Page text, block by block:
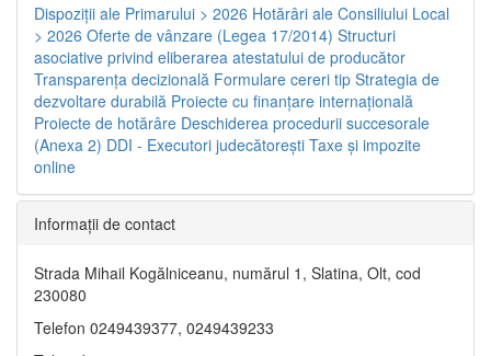
Dispoziţii ale Primarului > 2026 Hotărâri ale Consiliului Local
> 2026 Oferte de vânzare (Legea 17/2014) Structuri
asociative privind eliberarea atestatului de producător
Transparenţa decizională Formulare cereri tip Strategia de
dezvoltare durabilă Proiecte cu finanţare internaţională
Proiecte de hotărâre Deschiderea procedurii succesorale
(Anexa 2) DDI - Executori judecătorești Taxe şi impozite
online
Informaţii de contact
Strada Mihail Kogălniceanu, numărul 1, Slatina, Olt, cod
230080
Telefon 0249439377, 0249439233